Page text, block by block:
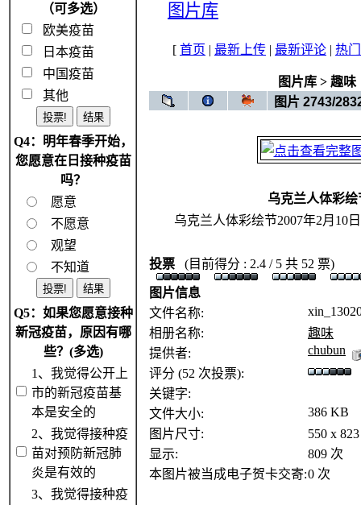
（可多选）
欧美疫苗
日本疫苗
中国疫苗
其他
Q4：明年春季开始，
您愿意在日接种疫苗
吗？
愿意
不愿意
观望
不知道
Q5：如果您愿意接种
新冠疫苗，原因有哪
些？(多选)
1、我觉得公开上
市的新冠疫苗基
本是安全的
2、我觉得接种疫
苗对预防新冠肺
炎是有效的
3、我觉得接种疫
图片库
[ 首页 | 最新上传 | 最新评论 | 热
图片库 > 趣味
图片 2743/
乌克兰人体彩绘
乌克兰人体彩绘节2007年2月10
投票 (目前得分 : 2.4 / 5 共 52 票)
图片信息
文件名称:
相册名称:
趣味
提供者:
chubun
评分 (52 次投票):
关键字:
文件大小:
386 KB
图片尺寸:
550 x
显示:
809 次
本图片被当成电子贺卡交寄:0 次